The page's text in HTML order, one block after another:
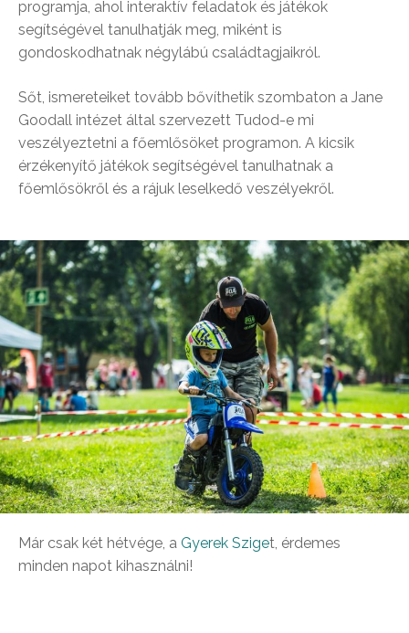
programja, ahol interaktív feladatok és játékok
segítségével tanulhatják meg, miként is
gondoskodhatnak négylábú családtagjaikról.
Sőt, ismereteiket tovább bővíthetik szombaton a Jane
Goodall intézet által szervezett Tudod-e mi
veszélyeztetni a főemlősöket programon. A kicsik
érzékenyítő játékok segítségével tanulhatnak a
főemlősökről és a rájuk leselkedő veszélyekről.
Már csak két hétvége, a Gyerek Sziget, érdemes
minden napot kihasználni!